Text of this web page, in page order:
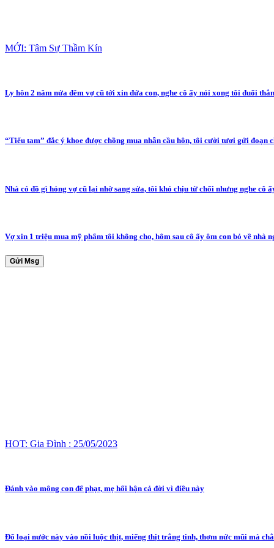
MỚI: Tâm Sự Thầm Kín
Ly hôn 2 năm nửa đêm vợ cũ tới xin đứa con, nghe cô ấy nói xong tôi đuổi
“Tiểu tam” đắc ý khoe được chồng mua nhẫn cầu hôn, tôi cười tươi gửi đoạn
Nhà có đồ gì hỏng vợ cũ lại nhờ sang sửa, tôi khó chịu từ chối nhưng nghe cô
Vợ xin 1 triệu mua mỹ phẩm tôi không cho, hôm sau cô ấy ôm con bỏ về nhà
Gửi Msg
HOT: Gia Đình : 25/05/2023
Đánh vào mông con để phạt, mẹ hối hận cả đời vì điều này
Đổ loại nước này vào nồi luộc thịt, miếng thịt trắng tinh, thơm nức mũi mà